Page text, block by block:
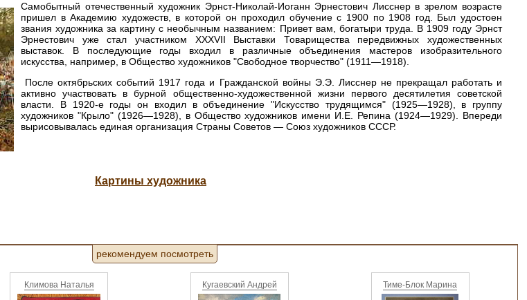
Самобытный отечественный художник Эрнст-Николай-Иоганн Эрнестович Лисснер в зрелом возрасте
пришел в Академию художеств, в которой он проходил обучение с 1900 по 1908 год. Был удостоен
звания художника за картину с необычным названием: Привет вам, богатыри труда. В 1909 году Эрнст
Эрнестович уже стал участником XXXVII Выставки Товарищества передвижных художественных
выставок. В последующие годы входил в различные объединения мастеров изобразительного
искусства, например, в Общество художников "Свободное творчество" (1911—1918).
После октябрьских событий 1917 года и Гражданской войны Э.Э. Лисснер не прекращал работать и
активно участвовать в бурной общественно-художественной жизни первого десятилетия советской
власти. В 1920-е годы он входил в объединение "Искусство трудящимся" (1925—1928), в группу
художников "Крыло" (1926—1928), в Общество художников имени И.Е. Репина (1924—1929). Впереди
вырисовывалась единая организация Страны Советов — Союз художников СССР.
Картины художника
рекомендуем посмотреть
Климова Наталья Кугаевский Андрей Тиме-Блок Марина